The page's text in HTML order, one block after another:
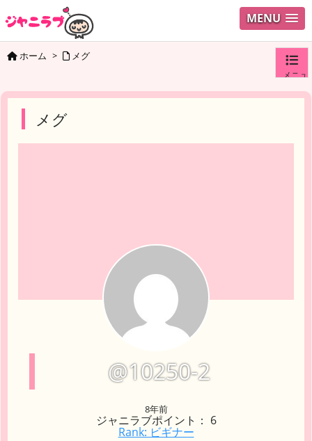
MENU
メニュ
ホーム > メグ
メグ
@10250-2
8年前
ジャニラブポイント： 6
Rank: ビギナー